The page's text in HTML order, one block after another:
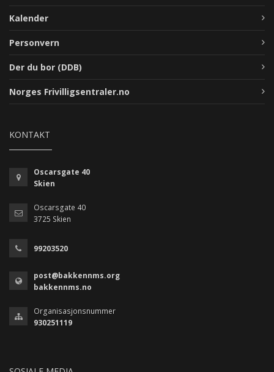
Kalender
Personvern
Der du bor (DDB)
Norges Frivilligsentraler.no
KONTAKT
Oscarsgate 40
Skien
Oscarsgate 40
3725 Skien
99203520
post@bakkennms.org
bakkennms.no
Organisasjonsnummer
930251119